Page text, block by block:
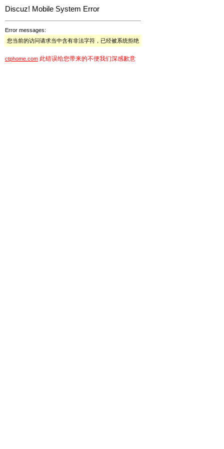
Discuz! Mobile System Error
Error messages:
您当前的访问请求当中含有非法字符，已经被系统拒绝
ctphome.com 此错误给您带来的不便我们深感歉意